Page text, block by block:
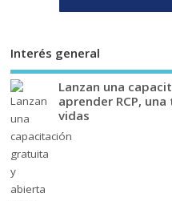
Interés general
Lanzan una
aprender RCP,
vidas